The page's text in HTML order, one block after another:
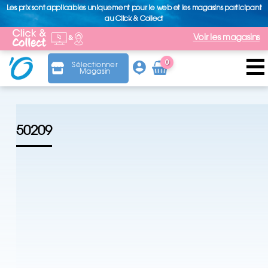
Les prix sont applicables uniquement pour le web et les magasins participant
au Click & Collect
Voir les magasins
Sélectionner
Magasin
0
Arti
cle
50209